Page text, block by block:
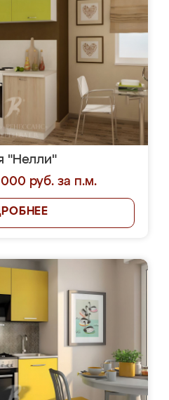
"Нелли"
руб. за п.м.